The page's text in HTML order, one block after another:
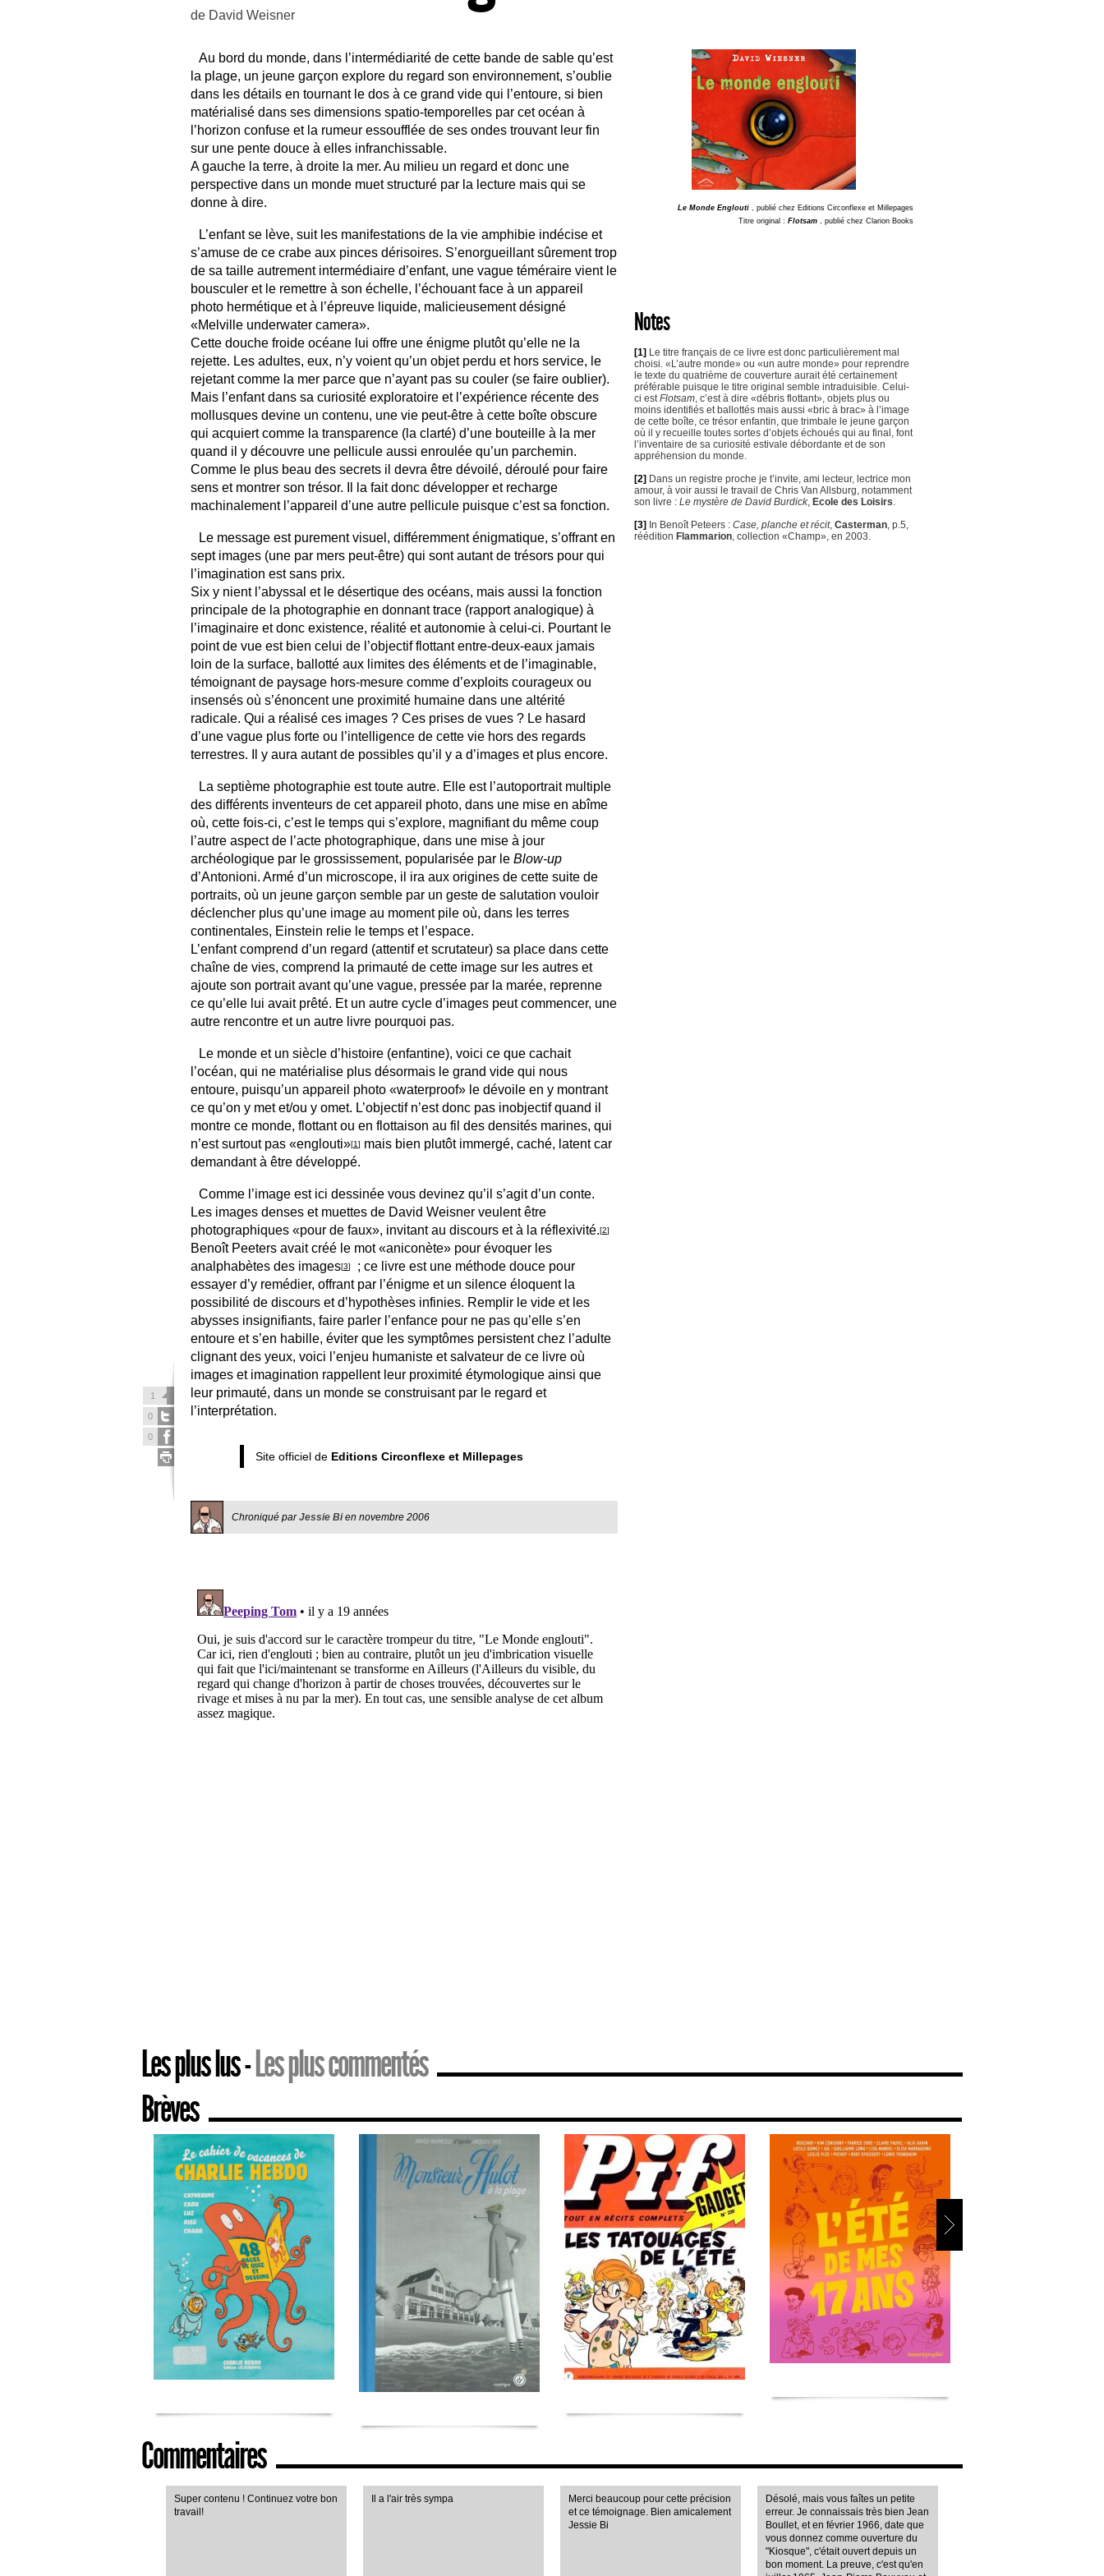
de David Weisner
1
0
0
Au bord du monde, dans l’intermédiarité de cette bande de sable qu’est
la plage, un jeune garçon explore du regard son environnement, s’oublie
dans les détails en tournant le dos à ce grand vide qui l’entoure, si bien
matérialisé dans ses dimensions spatio-temporelles par cet océan à
l’horizon confuse et la rumeur essoufflée de ses ondes trouvant leur fin
sur une pente douce à elles infranchissable.
A gauche la terre, à droite la mer. Au milieu un regard et donc une
perspective dans un monde muet structuré par la lecture mais qui se
donne à dire.
L’enfant se lève, suit les manifestations de la vie amphibie indécise et
s’amuse de ce crabe aux pinces dérisoires. S’enorgueillant sûrement trop
de sa taille autrement intermédiaire d’enfant, une vague téméraire vient le
bousculer et le remettre à son échelle, l’échouant face à un appareil
photo hermétique et à l’épreuve liquide, malicieusement désigné
«Melville underwater camera».
Cette douche froide océane lui offre une énigme plutôt qu’elle ne la
rejette. Les adultes, eux, n’y voient qu’un objet perdu et hors service, le
rejetant comme la mer parce que n’ayant pas su couler (se faire oublier).
Mais l’enfant dans sa curiosité exploratoire et l’expérience récente des
mollusques devine un contenu, une vie peut-être à cette boîte obscure
qui acquiert comme la transparence (la clarté) d’une bouteille à la mer
quand il y découvre une pellicule aussi enroulée qu’un parchemin.
Comme le plus beau des secrets il devra être dévoilé, déroulé pour faire
sens et montrer son trésor. Il la fait donc développer et recharge
machinalement l’appareil d’une autre pellicule puisque c’est sa fonction.
Le message est purement visuel, différemment énigmatique, s’offrant en
sept images (une par mers peut-être) qui sont autant de trésors pour qui
l’imagination est sans prix.
Six y nient l’abyssal et le désertique des océans, mais aussi la fonction
principale de la photographie en donnant trace (rapport analogique) à
l’imaginaire et donc existence, réalité et autonomie à celui-ci. Pourtant le
point de vue est bien celui de l’objectif flottant entre-deux-eaux jamais
loin de la surface, ballotté aux limites des éléments et de l’imaginable,
témoignant de paysage hors-mesure comme d’exploits courageux ou
insensés où s’énoncent une proximité humaine dans une altérité
radicale. Qui a réalisé ces images ? Ces prises de vues ? Le hasard
d’une vague plus forte ou l’intelligence de cette vie hors des regards
terrestres. Il y aura autant de possibles qu’il y a d’images et plus encore.
La septième photographie est toute autre. Elle est l’autoportrait multiple
des différents inventeurs de cet appareil photo, dans une mise en abîme
où, cette fois-ci, c’est le temps qui s’explore, magnifiant du même coup
l’autre aspect de l’acte photographique, dans une mise à jour
archéologique par le grossissement, popularisée par le Blow-up
d’Antonioni. Armé d’un microscope, il ira aux origines de cette suite de
portraits, où un jeune garçon semble par un geste de salutation vouloir
déclencher plus qu’une image au moment pile où, dans les terres
continentales, Einstein relie le temps et l’espace.
L’enfant comprend d’un regard (attentif et scrutateur) sa place dans cette
chaîne de vies, comprend la primauté de cette image sur les autres et
ajoute son portrait avant qu’une vague, pressée par la marée, reprenne
ce qu’elle lui avait prêté. Et un autre cycle d’images peut commencer, une
autre rencontre et un autre livre pourquoi pas.
Le monde et un siècle d’histoire (enfantine), voici ce que cachait
l’océan, qui ne matérialise plus désormais le grand vide qui nous
entoure, puisqu’un appareil photo «waterproof» le dévoile en y montrant
ce qu’on y met et/ou y omet. L’objectif n’est donc pas inobjectif quand il
montre ce monde, flottant ou en flottaison au fil des densités marines, qui
n’est surtout pas «englouti»[1] mais bien plutôt immergé, caché, latent car
demandant à être développé.
Comme l’image est ici dessinée vous devinez qu’il s’agit d’un conte.
Les images denses et muettes de David Weisner veulent être
photographiques «pour de faux», invitant au discours et à la réflexivité.[2]
Benoît Peeters avait créé le mot «aniconète» pour évoquer les
analphabètes des images[3]
; ce livre est une méthode douce pour
essayer d’y remédier, offrant par l’énigme et un silence éloquent la
possibilité de discours et d’hypothèses infinies. Remplir le vide et les
abysses insignifiants, faire parler l’enfance pour ne pas qu’elle s’en
entoure et s’en habille, éviter que les symptômes persistent chez l’adulte
clignant des yeux, voici l’enjeu humaniste et salvateur de ce livre où
images et imagination rappellent leur proximité étymologique ainsi que
leur primauté, dans un monde se construisant par le regard et
l’interprétation.
Site officiel de Editions Circonflexe et Millepages
Chroniqué parJessie Bi en novembre 2006
Le Monde Englouti , publié chez Editions Circonflexe et Millepages
Titre original : Flotsam , publié chez Clarion Books
Notes
[1] Le titre français de ce livre est donc particulièrement mal
choisi. «L’autre monde» ou «un autre monde» pour reprendre
le texte du quatrième de couverture aurait été certainement
préférable puisque le titre original semble intraduisible. Celui-
ci estFlotsam, c’est à dire «débris flottant», objets plus ou
moins identifiés et ballottés mais aussi «bric à brac» à l’image
de cette boîte, ce trésor enfantin, que trimbale le jeune garçon
où il y recueille toutes sortes d’objets échoués qui au final, font
l’inventaire de sa curiosité estivale débordante et de son
appréhension du monde.
[2] Dans un registre proche je t’invite, ami lecteur, lectrice mon
amour, à voir aussi le travail de Chris Van Allsburg, notamment
son livre : Le mystère de David Burdick, Ecole des Loisirs.
[3] In Benoît Peteers : Case, planche et récit, Casterman, p.5,
réédition Flammarion, collection «Champ», en 2003.
Les plus lus Les plus commentés
Brèves
Commentaires
Super contenu ! Continuez votre bon
travail!
Il a l'air très sympa
Merci beaucoup pour cette précision
et ce témoignage. Bien amicalement
Jessie Bi
Désolé, mais vous faîtes un petite
erreur. Je connaissais très bien Jean
Boullet, et en février 1966, date que
vous donnez comme ouverture du
"Kiosque", c'était ouvert depuis un
bon moment. La preuve, c'est qu'en